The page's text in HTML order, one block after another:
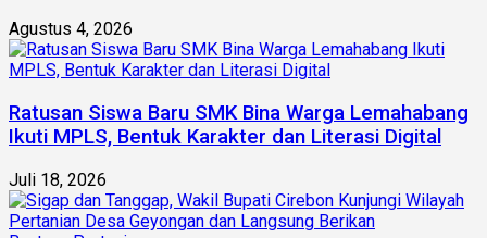
Agustus 4, 2026
Ratusan Siswa Baru SMK Bina Warga Lemahabang
Ikuti MPLS, Bentuk Karakter dan Literasi Digital
Juli 18, 2026